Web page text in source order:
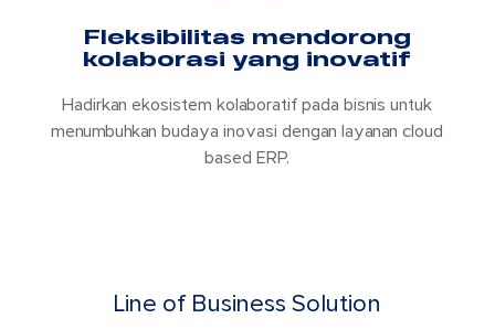
Fleksibilitas mendorong
kolaborasi yang inovatif
Hadirkan ekosistem kolaboratif pada bisnis untuk
menumbuhkan budaya inovasi dengan layanan cloud
based ERP.
Line of Business Solution